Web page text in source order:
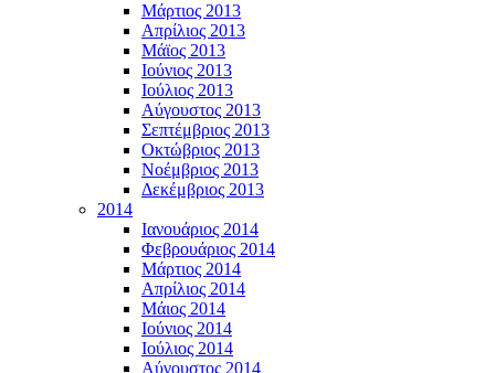
Μάρτιος 2013
Απρίλιος 2013
Μάϊος 2013
Ιούνιος 2013
Ιούλιος 2013
Αύγουστος 2013
Σεπτέμβριος 2013
Οκτώβριος 2013
Νοέμβριος 2013
Δεκέμβριος 2013
2014
Ιανουάριος 2014
Φεβρουάριος 2014
Μάρτιος 2014
Απρίλιος 2014
Μάιος 2014
Ιούνιος 2014
Ιούλιος 2014
Αύγουστος 2014